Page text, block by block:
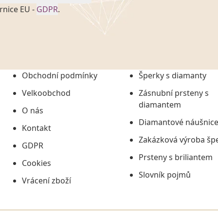
EU - GDPR.
č. 101/2000 Sb. v
uchováním veškerých
údajů či jako jeho
informací, nejdéle
Obchodní podmínky
Velkoobchod
O nás
Kontakt
GDPR
Cookies
Vrácení zboží
Šperky s diamanty
Zásnubní prsteny s
diamantem
Diamantové náušnice
Zakázková výroba
Prsteny s briliantem
Slovník pojmů